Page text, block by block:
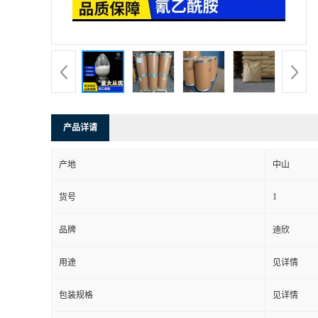
产品详请
产地 中山
货号 1
品牌 迪欣
用途 见详情
包装规格 见详情